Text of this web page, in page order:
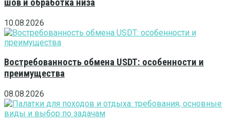
шов и обработка низа
10.08.2026
Востребованность обмена USDT: особенности и
преимущества
08.08.2026